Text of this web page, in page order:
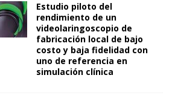
Estudio piloto del
rendimiento de un
videolaringoscopio de
fabricación local de bajo
costo y baja fidelidad con
uno de referencia en
simulación clínica